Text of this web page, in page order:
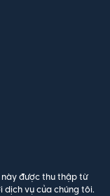
được thu thập từ
dịch vụ của chúng tôi.